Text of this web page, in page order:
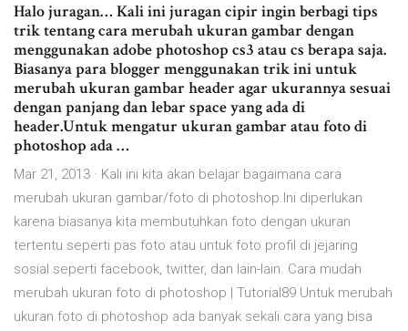
Halo juragan… Kali ini juragan cipir ingin berbagi tips
trik tentang cara merubah ukuran gambar dengan
menggunakan adobe photoshop cs3 atau cs berapa saja.
Biasanya para blogger menggunakan trik ini untuk
merubah ukuran gambar header agar ukurannya sesuai
dengan panjang dan lebar space yang ada di
header.Untuk mengatur ukuran gambar atau foto di
photoshop ada …
Mar 21, 2013 · Kali ini kita akan belajar bagaimana cara
merubah ukuran gambar/foto di photoshop.Ini diperlukan
karena biasanya kita membutuhkan foto dengan ukuran
tertentu seperti pas foto atau untuk foto profil di jejaring
sosial seperti facebook, twitter, dan lain-lain. Cara mudah
merubah ukuran foto di photoshop | Tutorial89 Untuk merubah
ukuran foto di photoshop ada banyak sekali cara yang bisa